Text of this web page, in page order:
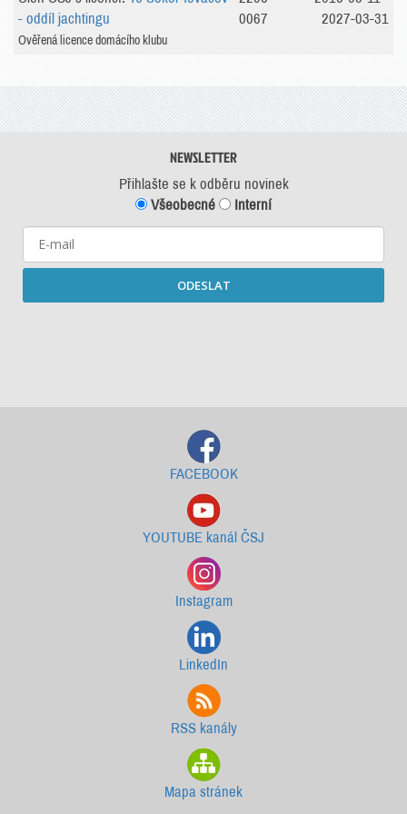
- oddíl jachtingu
Ověřená licence domácího klubu
0067
2027-03-31
NEWSLETTER
Přihlašte se k odběru novinek
Všeobecné
Interní
ODESLAT
FACEBOOK
YOUTUBE kanál ČSJ
Instagram
LinkedIn
RSS kanály
Mapa stránek